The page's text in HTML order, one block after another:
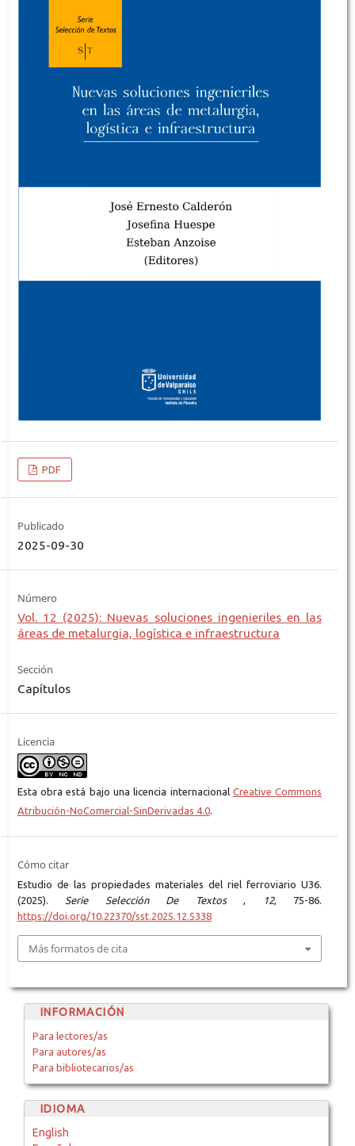
PDF
Publicado
2025-09-30
Número
Vol. 12 (2025): Nuevas soluciones ingenieriles en las
áreas de metalurgia, logística e infraestructura
Sección
Capítulos
Licencia
Esta obra está bajo una licencia internacional Creative Commons
Atribución-NoComercial-SinDerivadas 4.0.
Cómo citar
Estudio de las propiedades materiales del riel ferroviario U36.
(2025). Serie Selección De Textos, 12, 75-86.
https://doi.org/10.22370/sst.2025.12.5338
Más formatos de cita
INFORMACIÓN
Para lectores/as
Para autores/as
Para bibliotecarios/as
IDIOMA
English